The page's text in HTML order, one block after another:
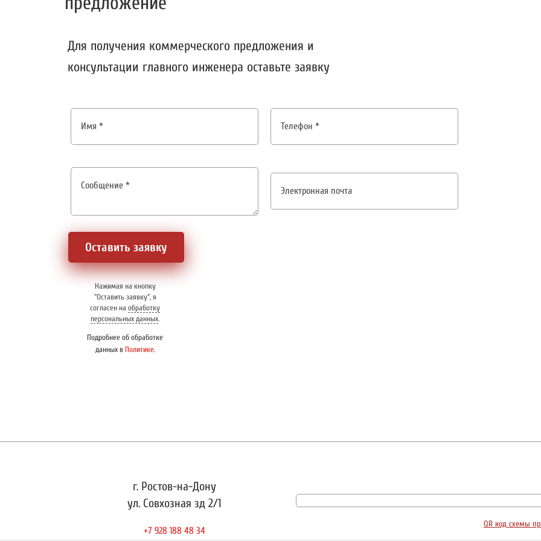
Для получения коммерческого предложения и
консультации главного инженера оставьте заявку
Оставить заявку
Нажимая на кнопку
"Оставить заявку", я
согласен на обработку
персональных данных.
Подробнее об обработке
данных в Политике.
г. Ростов-на-Дону
ул. Совхозная зд 2/1
+7 928 188 48 34
QR код схемы